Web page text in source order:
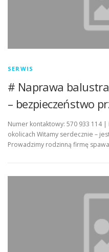
SERWIS
# Naprawa
– bezpieczeństwo
Numer kontaktowy: 570 933 114
okolicach Witamy serdecznie –
Prowadzimy rodzinną firmę